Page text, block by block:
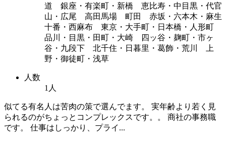
道 銀座・有楽町・新橋 恵比寿・中目黒・代官
山・広尾 高田馬場 町田 赤坂・六本木・麻生
十番・西麻布 東京・大手町・日本橋・人形町
品川・目黒・田町・大崎 四ッ谷・麹町・市ヶ
谷・九段下 北千住・日暮里・葛飾・荒川 上
野・御徒町・浅草
人数
1人
似てる有名人は苦肉の策で選んでます。 実年齢より若く見
られるのがちょっとコンプレックスです。。 商社の事務職
です。 仕事はしっかり、プライ...